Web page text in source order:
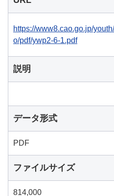
https://www8.cao.go.jp/
o/pdf/ywp2-6-1.pdf
説明
データ形式
PDF
ファイルサイズ
814,000